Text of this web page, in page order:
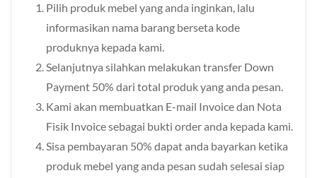
Pilih produk mebel yang anda inginkan, lalu
informasikan nama barang berseta kode
produknya kepada kami.
Selanjutnya silahkan melakukan transfer Down
Payment 50% dari total produk yang anda pesan.
Kami akan membuatkan E-mail Invoice dan Nota
Fisik Invoice sebagai bukti order anda kepada kami.
Sisa pembayaran 50% dapat anda bayarkan ketika
produk mebel yang anda pesan sudah selesai siap